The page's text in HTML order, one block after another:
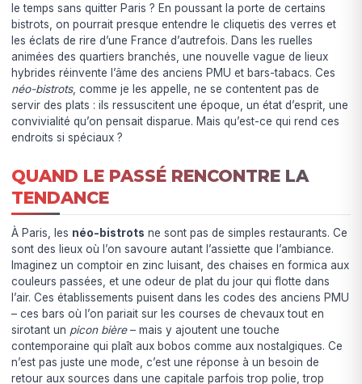
le temps sans quitter Paris ? En poussant la porte de certains
bistrots, on pourrait presque entendre le cliquetis des verres et
les éclats de rire d’une France d’autrefois. Dans les ruelles
animées des quartiers branchés, une nouvelle vague de lieux
hybrides réinvente l’âme des anciens PMU et bars-tabacs. Ces
néo-bistrots, comme je les appelle, ne se contentent pas de
servir des plats : ils ressuscitent une époque, un état d’esprit, une
convivialité qu’on pensait disparue. Mais qu’est-ce qui rend ces
endroits si spéciaux ?
QUAND LE PASSÉ RENCONTRE LA
TENDANCE
À Paris, les néo-bistrots ne sont pas de simples restaurants. Ce
sont des lieux où l’on savoure autant l’assiette que l’ambiance.
Imaginez un comptoir en zinc luisant, des chaises en formica aux
couleurs passées, et une odeur de plat du jour qui flotte dans
l’air. Ces établissements puisent dans les codes des anciens PMU
– ces bars où l’on pariait sur les courses de chevaux tout en
sirotant un picon bière– mais y ajoutent une touche
contemporaine qui plaît aux bobos comme aux nostalgiques. Ce
n’est pas juste une mode, c’est une réponse à un besoin de
retour aux sources dans une capitale parfois trop polie, trop